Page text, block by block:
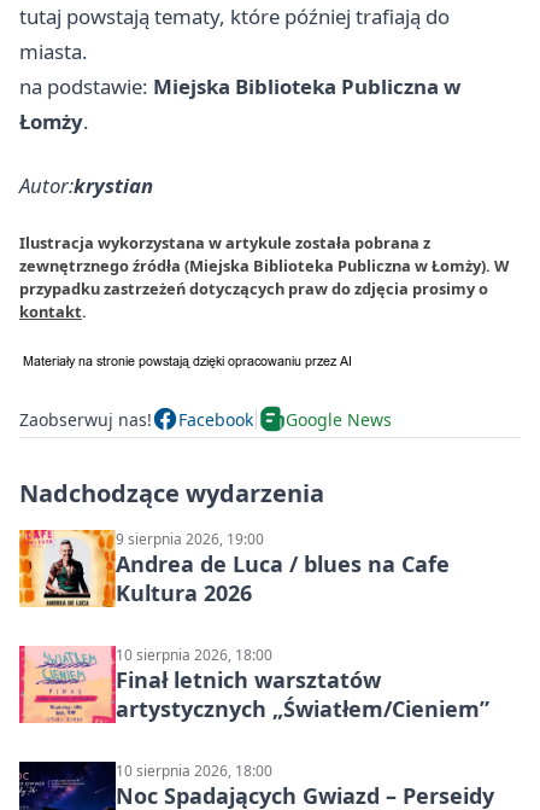
tutaj powstają tematy, które później trafiają do
miasta.
na podstawie: Miejska Biblioteka Publiczna w
Łomży.
Autor:krystian
Ilustracja wykorzystana w artykule została pobrana z
zewnętrznego źródła (Miejska Biblioteka Publiczna w Łomży). W
przypadku zastrzeżeń dotyczących praw do zdjęcia prosimy o
kontakt.
Zaobserwuj nas! Facebook Google News
Nadchodzące wydarzenia
9 sierpnia 2026, 19:00
Andrea de Luca / blues na Cafe
Kultura 2026
10 sierpnia 2026, 18:00
Finał letnich warsztatów
artystycznych „Światłem/Cieniem”
10 sierpnia 2026, 18:00
Noc Spadających Gwiazd – Perseidy